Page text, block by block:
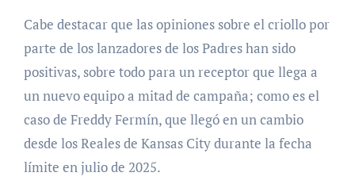
Cabe destacar que las opiniones sobre el criollo por
parte de los lanzadores de los Padres han sido
positivas, sobre todo para un receptor que llega a
un nuevo equipo a mitad de campaña; como es el
caso de Freddy Fermín, que llegó en un cambio
desde los Reales de Kansas City durante la fecha
límite en julio de 2025.